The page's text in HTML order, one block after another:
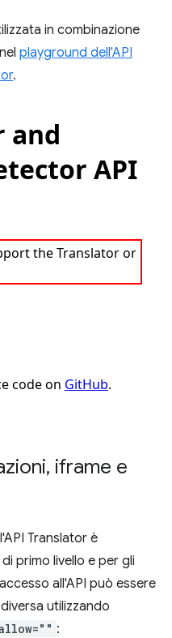
in combinazione
playground dell'API
.
, iframe e
Translator è
primo livello e per gli
all'API può essere
utilizzando
: